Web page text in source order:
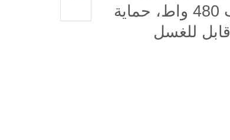
OK0017 تحضير 5 أكواب 480 واط، حماية
للغسل